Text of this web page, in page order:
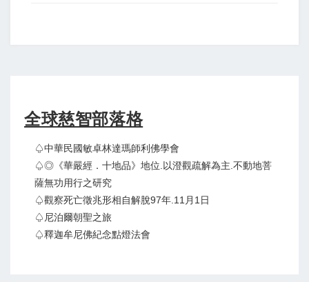
全球慈智部落格
♤中華民國敏卓林達瑪師利佛學會
♤◎《華嚴經．十地品》地位.以澄觀疏解為主.不動地菩
薩無功用行之研究
♤觀察死亡徵兆形相自解脫97年.11月1日
♤尼泊爾朝聖之旅
♤釋迦牟尼佛紀念點燈法會